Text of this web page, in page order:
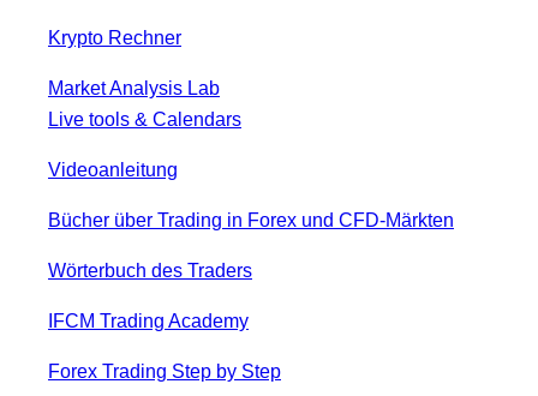
Krypto Rechner
Market Analysis Lab
Live tools & Calendars
Videoanleitung
Bücher über Trading in Forex und CFD-Märkten
Wörterbuch des Traders
IFCM Trading Academy
Forex Trading Step by Step